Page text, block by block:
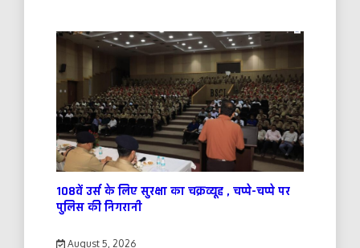
108वें उर्स के लिए सुरक्षा का चक्रव्यूह , चप्पे-चप्पे पर
पुलिस की निगरानी
August 5, 2026